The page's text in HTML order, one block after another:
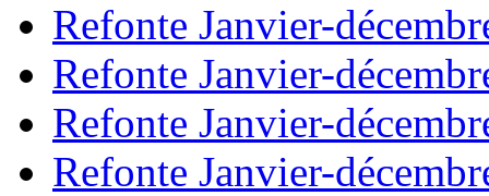
Refonte Janvier-
Refonte Janvier-
Refonte Janvier-
Refonte Janvier-